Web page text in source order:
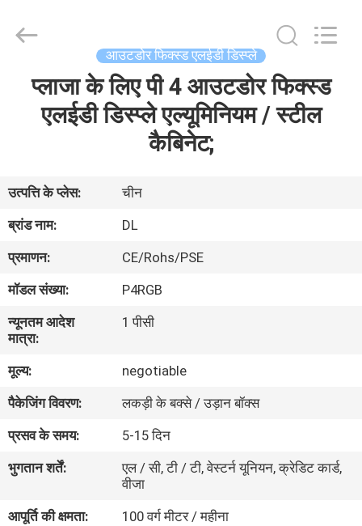
वीआर
दिखाएँ
हमारे
बारे
में
कारखाना
भ्रमण
गुणवत्ता
LED
Co.,Ltd.
आउटडोर फिक्स्ड एलईडी डिस्प्ले
प्लाजा के लिए पी 4 आउटडोर फिक्स्ड
एलईडी डिस्प्ले एल्यूमिनियम / स्टील
कैबिनेट;
उत्पत्ति के प्लेस:
चीन
ब्रांड नाम:
DL
प्रमाणन:
CE/Rohs/PSE
मॉडल संख्या:
P4RGB
न्यूनतम आदेश
मात्रा:
1 पीसी
मूल्य:
negotiable
पैकेजिंग विवरण:
लकड़ी के बक्से / उड़ान बॉक्स
प्रसव के समय:
5-15 दिन
भुगतान शर्तें:
एल / सी, टी / टी, वेस्टर्न यूनियन, क्रेडिट कार्ड,
वीजा
आपूर्ति की क्षमता:
100 वर्ग मीटर / महीना